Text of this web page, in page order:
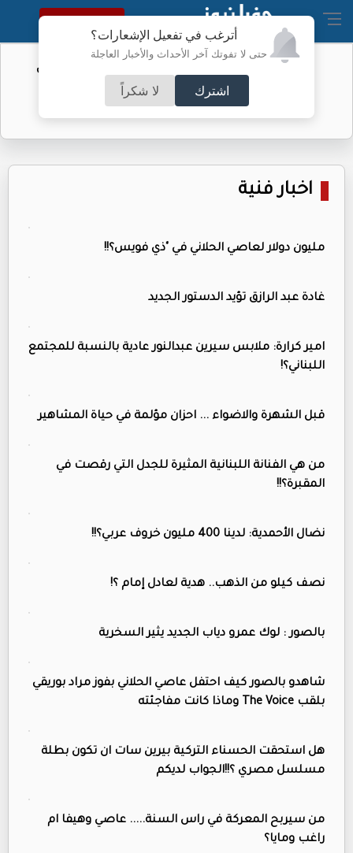
أترغب في تفعيل الإشعارات؟
حتى لا تفوتك آخر الأحداث والأخبار العاجلة
اشترك لا شكراً
النسخة الكاملة
الفيفا يحول مستحقات الأردن المالية من
كأس العرب
اخبار فنية
مليون دولار لعاصي الحلاني في "ذي فويس؟!!
غادة عبد الرازق تؤيد الدستور الجديد
امير كرارة: ملابس سيرين عبدالنور عادية بالنسبة للمجتمع
اللبناني؟!
قبل الشهرة والاضواء ... احزان مؤلمة في حياة المشاهير
من هي الفنانة اللبنانية المثيرة للجدل التي رقصت في
المقبرة؟!!
نضال الأحمدية: لدينا 400 مليون خروف عربي؟!!
نصف كيلو من الذهب.. هدية لعادل إمام ؟!
بالصور : لوك عمرو دياب الجديد يثير السخرية
شاهدو بالصور كيف احتفل عاصي الحلاني بفوز مراد بوريقي
بلقب The Voice وماذا كانت مفاجئته
هل استحقت الحسناء التركية بيرين سات ان تكون بطلة
مسلسل مصري ؟!!الجواب لديكم
من سيربح المعركة في راس السنة..... عاصي وهيفا ام
راغب ومايا؟